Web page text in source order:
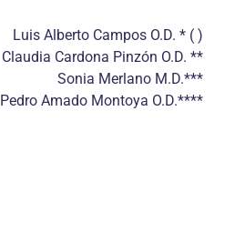
Luis Alberto Campos O.D. * ( )
Claudia Cardona Pinzón O.D. **
Sonia Merlano M.D.***
Pedro Amado Montoya O.D.****